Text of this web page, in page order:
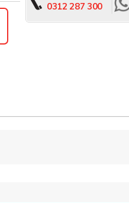
0312 287 300